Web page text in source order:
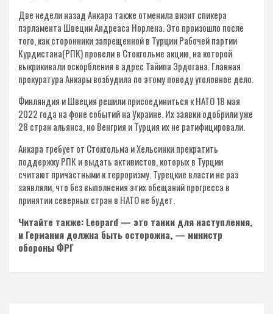
Две недели назад Анкара также отменила визит спикера
парламента Швеции Андреаса Норлена. Это произошло после
того, как сторонники запрещенной в Турции Рабочей партии
Курдистана(РПК) провели в Стокгольме акцию, на которой
выкрикивали оскорбления в адрес Тайипа Эрдогана. Главная
прокуратура Анкары возбудила по этому поводу уголовное дело.
Финляндия и Швеция решили присоединиться к НАТО 18 мая
2022 года на фоне событий на Украине. Их заявки одобрили уже
28 стран альянса, но Венгрия и Турция их не ратифицировали.
Анкара требует от Стокгольма и Хельсинки прекратить
поддержку РПК и выдать активистов, которых в Турции
считают причастными к терроризму. Турецкие власти не раз
заявляли, что без выполнения этих обещаний прогресса в
принятии северных стран в НАТО не будет.
Читайте также: Leopard — это танки для наступления,
и Германия должна быть осторожна, — министр
обороны ФРГ